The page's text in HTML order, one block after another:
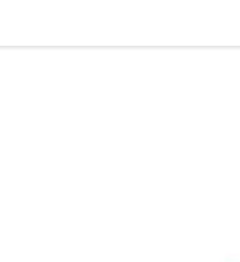
Payprint nei settori: